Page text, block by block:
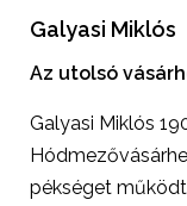
Galyasi Miklós
Az utolsó
Galyasi Miklós
pékséget